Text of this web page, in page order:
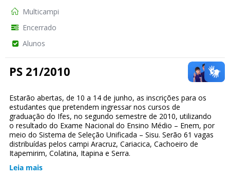
Multicampi
Encerrado
Alunos
PS 21/2010
Estarão abertas, de 10 a 14 de junho, as inscrições para os
estudantes que pretendem ingressar nos cursos de
graduação do Ifes, no segundo semestre de 2010, utilizando
o resultado do Exame Nacional do Ensino Médio – Enem, por
meio do Sistema de Seleção Unificada – Sisu. Serão 61 vagas
distribuídas pelos campi Aracruz, Cariacica, Cachoeiro de
Itapemirim, Colatina, Itapina e Serra.
Leia mais